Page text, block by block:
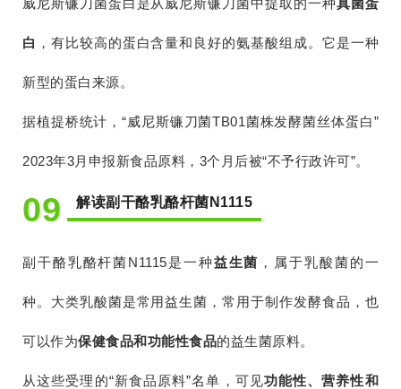
白 ，有比较高的蛋白含量和良好的氨基酸组成。它是一种
新型的蛋白来源。
据植提桥统计，“威尼斯镰刀菌TB01菌株发酵菌丝体蛋白”
2023年3月申报新食品原料，3个月后被“不予行政许可”。
09 解读副干酪乳酪杆菌N1115
副干酪乳酪杆菌N1115是一种益生菌 ，属于乳酸菌的一
种。大类乳酸菌是常用益生菌，常用于制作发酵食品，也
可以作为保健食品和功能性食品的益生菌原料。
从这些受理的“新食品原料”名单，可见功能性、营养性和